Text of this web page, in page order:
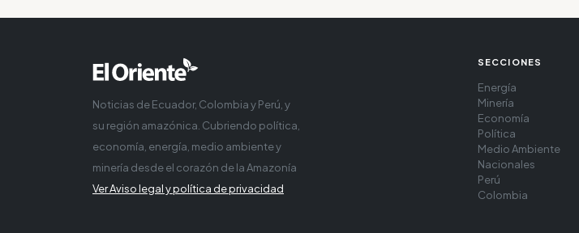
Noticias de Ecuador, Colombia y Perú, y
su región amazónica. Cubriendo política,
economía, energía, medio ambiente y
minería desde el corazón de la Amazonía
Ver Aviso legal y política de privacidad
SECCIONES
Energía
Minería
Economía
Política
Medio Ambiente
Nacionales
Perú
Colombia